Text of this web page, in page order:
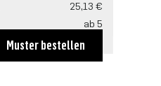
25,13 €
ab 5
20,10 €
Muster bestellen